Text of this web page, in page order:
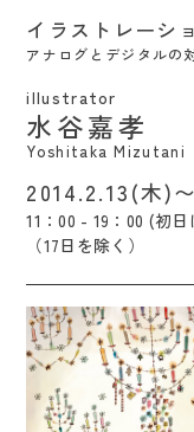
対比 / Yoshitaka
イラストレーシ
アナログとデジタルの
illustrator
水谷嘉孝
Yoshitaka Mizutani
2014.2.13(木)
11：00 - 19：00 (初
（17日を除く）